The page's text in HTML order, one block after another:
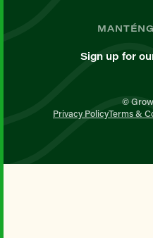
Sign up for
©
Privacy PolicyTerms &